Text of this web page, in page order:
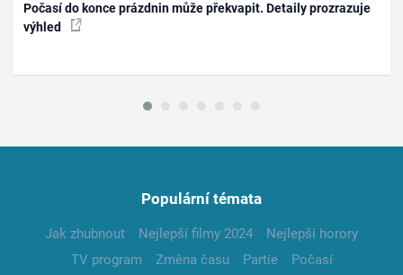
Počasí do konce prázdnin může překvapit. Detaily prozrazuje
výhled
Populární témata
Jak zhubnout Nejlepší filmy 2024
Nejlepší horory
TV program
Změna času Partie
Počasí